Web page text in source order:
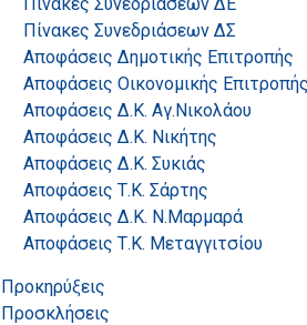
Πίνακες Συνεδριάσεων ΔΣ
Αποφάσεις Δημοτικής Επιτροπής
Αποφάσεις Οικονομικής Επιτροπής
Αποφάσεις Δ.Κ. Αγ.Νικολάου
Αποφάσεις Δ.Κ. Νικήτης
Αποφάσεις Δ.Κ. Συκιάς
Αποφάσεις Τ.Κ. Σάρτης
Αποφάσεις Δ.Κ. Ν.Μαρμαρά
Αποφάσεις Τ.Κ. Μεταγγιτσίου
Προκηρύξεις
Προσκλήσεις